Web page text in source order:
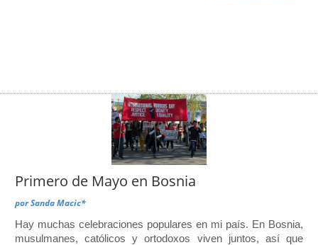
Primero de Mayo en Bosnia
porSanda Macic*
Hay muchas celebraciones populares en mi país. En Bosnia,
musulmanes, católicos y ortodoxos viven juntos, así que